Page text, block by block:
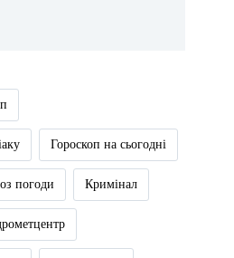
Гороскоп на сьогодні
погоди Кримінал